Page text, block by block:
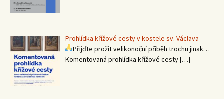
Prohlídka křížové cesty v kostele sv. Václava
Přijďte prožít velikonoční příběh trochu jinak…
Komentovaná prohlídka křížové cesty[…]